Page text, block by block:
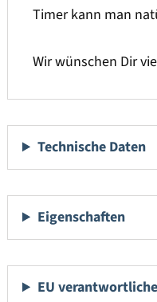
Timer kann man
Wir wünschen Dir
Technische Daten
Eigenschaften
EU